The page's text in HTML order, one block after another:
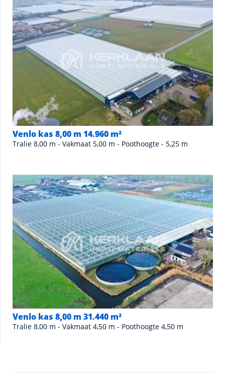
Venlo kas 8,00 m 14.960 m²
Tralie 8,00 m - Vakmaat 5,00 m - Poothoogte - 5,25 m
Venlo kas 8,00 m 31.440 m²
Tralie 8,00 m - Vakmaat 4,50 m - Poothoogte 4,50 m